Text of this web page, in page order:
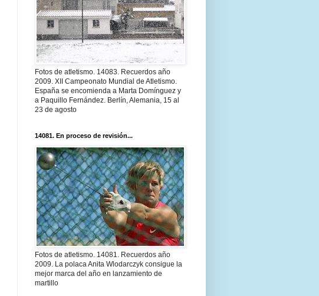
Fotos de atletismo. 14083. Recuerdos año
2009. XII Campeonato Mundial de Atletismo.
España se encomienda a Marta Domínguez y
a Paquillo Fernández. Berlín, Alemania, 15 al
23 de agosto
14081. En proceso de revisión...
Fotos de atletismo. 14081. Recuerdos año
2009. La polaca Anita Wlodarczyk consigue la
mejor marca del año en lanzamiento de
martillo